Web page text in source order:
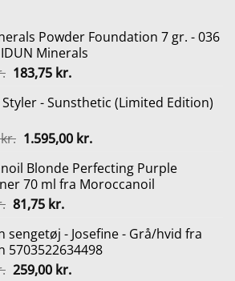
Powder Foundation 7 gr. - 036
Minerals
Den
pris
245,00 kr..
183,75 kr.Den
pris
183,75 kr..
- Sunsthetic (Limited Edition)
kr. Den
pris
var:
2.139,00 kr..
1.595,00 kr.Den
pris
er:
Blonde Perfecting Purple
70 ml fra Moroccanoil
Den
pris
var:
109,00 kr..
81,75 kr.Den
pris
er:
81,75 kr..
sengetøj - Josefine - Grå/hvid fra
5703522634498
Den
259,00 kr.Den